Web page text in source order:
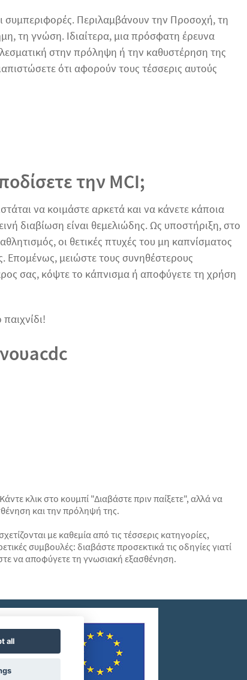
συμπεριφορές. Περιλαμβάνουν την Προσοχή, τη
τη γνώση. Ιδιαίτερα, μια πρόσφατη έρευνα
στην πρόληψη ή την καθυστέρηση της
ότι αφορούν τους τέσσερις αυτούς
την MCI;
να κοιμάστε αρκετά και να κάνετε κάποια
διαβίωση είναι θεμελιώδης. Ως υποστήριξη, στο
οι θετικές πτυχές του μη καπνίσματος
Επομένως, μειώστε τους συνηθέστερους
σας, κόψτε το κάπνισμα ή αποφύγετε τη χρήση
κλικ στο κουμπί "Διαβάστε πριν παίξετε", αλλά να
και την πρόληψή της.
με καθεμία από τις τέσσερις κατηγορίες,
συμβουλές: διαβάστε προσεκτικά τις οδηγίες γιατί
να αποφύγετε τη γνωσιακή εξασθένηση.
all